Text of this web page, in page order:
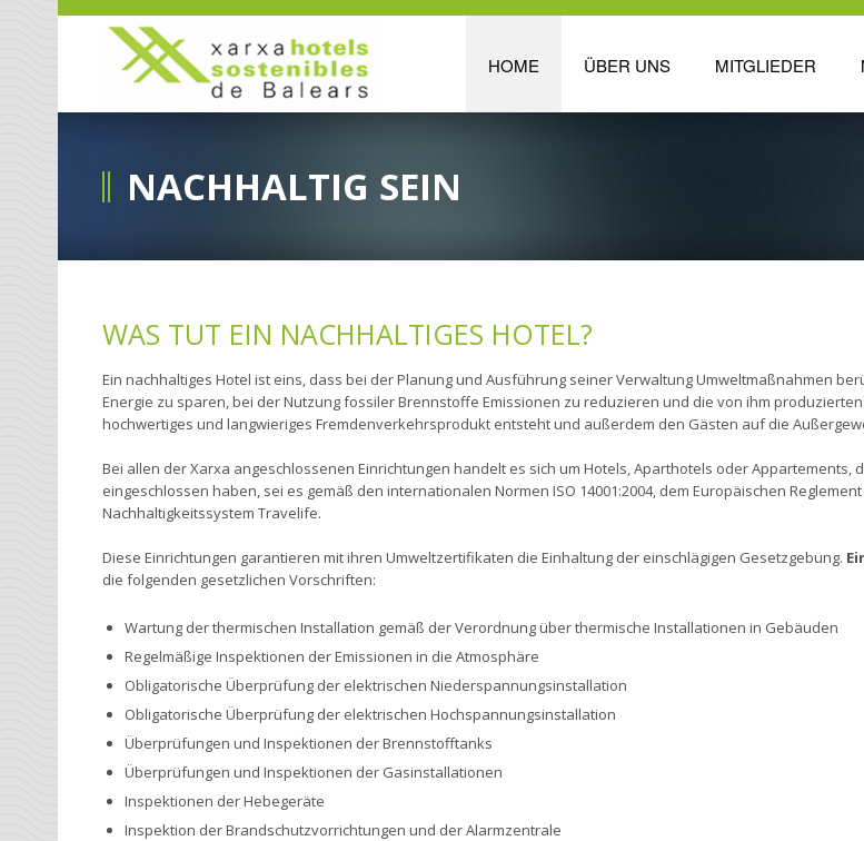
HOME ÜBER UNS MITGLIEDER
NACHHALTIG SEIN
WAS TUT EIN NACHHALTIGES HOTEL?
Ein nachhaltiges Hotel ist eins, dass bei der Planung und Ausführung seiner Verwaltung Umweltmaßnahmen
Energie zu sparen, bei der Nutzung fossiler Brennstoffe Emissionen zu reduzieren und die von ihm
hochwertiges und langwieriges Fremdenverkehrsprodukt entsteht und außerdem den Gästen auf die
Bei allen der Xarxa angeschlossenen Einrichtungen handelt es sich um Hotels, Aparthotels oder
eingeschlossen haben, sei es gemäß den internationalen Normen ISO 14001:2004, dem Europäischen
Nachhaltigkeitssystem Travelife.
Diese Einrichtungen garantieren mit ihren Umweltzertifikaten die Einhaltung der einschlägigen Gesetzgebung.
die folgenden gesetzlichen Vorschriften:
Wartung der thermischen Installation gemäß der Verordnung über thermische Installationen in Gebäuden
Regelmäßige Inspektionen der Emissionen in die Atmosphäre
Obligatorische Überprüfung der elektrischen Niederspannungsinstallation
Obligatorische Überprüfung der elektrischen Hochspannungsinstallation
Überprüfungen und Inspektionen der Brennstofftanks
Überprüfungen und Inspektionen der Gasinstallationen
Inspektionen der Hebegeräte
Inspektion der Brandschutzvorrichtungen und der Alarmzentrale